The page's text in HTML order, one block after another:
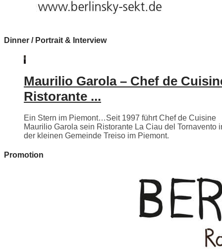
Dinner / Portrait & Interview
Maurilio Garola – Chef de
Ristorante ...
Ein Stern im Piemont…Seit 1997 führt Chef de Cuisine
Maurilio Garola sein Ristorante La Ciau del Tornavento
der kleinen Gemeinde Treiso im Piemont.
Promotion